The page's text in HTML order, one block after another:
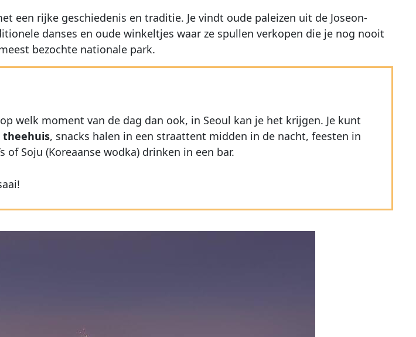
een rijke geschiedenis en traditie. Je vindt oude paleizen uit de Joseon-
danses en oude winkeltjes waar ze spullen verkopen die je nog nooit
bezochte nationale park.
welk moment van de dag dan ook, in Seoul kan je het krijgen. Je kunt
theehuis, snacks halen in een straattent midden in de nacht, feesten in
of Soju (Koreaanse wodka) drinken in een bar.